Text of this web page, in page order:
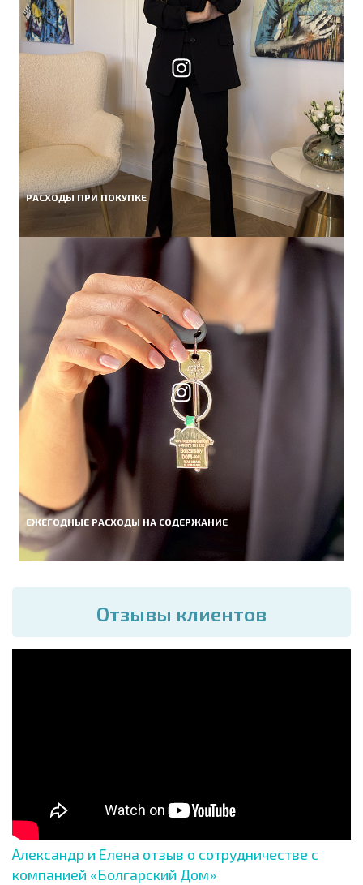
РАСХОДЫ ПРИ ПОКУПКЕ
ЕЖЕГОДНЫЕ РАСХОДЫ НА СОДЕРЖАНИЕ
Отзывы клиентов
Александр и Елена отзыв о сотрудничестве с
компанией «Болгарский Дом»